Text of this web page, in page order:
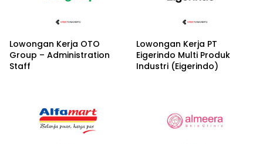
Lowongan Kerja OTO
Group – Administration
Staff
Lowongan Kerja PT
Eigerindo Multi Produk
Industri (Eigerindo)